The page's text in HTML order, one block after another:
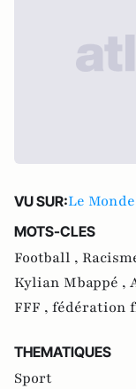
VU SUR:Le Monde
MOTS-CLES
Football ,
Kylian Mbappé ,
FFF , fédération
THEMATIQUES
Sport